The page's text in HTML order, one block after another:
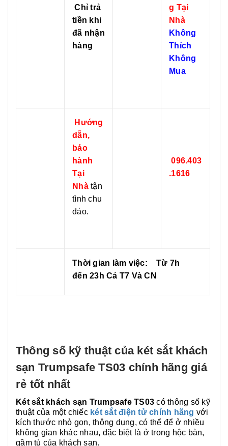
Chỉ trả
tiền khi
đã nhận
hàng
g Tại
Nhà
Không
Thích
Không
Mua
Hướng
dẫn,
bảo
hành
Tại
Nhà tận
tình chu
đáo.
096.403
.1616
Thời gian làm việc:
Từ 7h
đến 23h Cả T7 Và CN
Thông số kỹ thuật của két sắt khách
sạn Trumpsafe TS03 chính hãng giá
rẻ tốt nhất
Két sắt khách sạn Trumpsafe TS03 có thông số kỹ
thuật của một chiếc két sắt điện tử chính hãng với
kích thước nhỏ gọn, thông dụng, có thể để ở nhiều
không gian khác nhau, đặc biệt là ở trong hộc bàn,
gầm tủ của khách sạn.